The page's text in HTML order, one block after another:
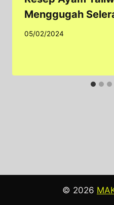
Menggugah
05/02/2024
© 2026